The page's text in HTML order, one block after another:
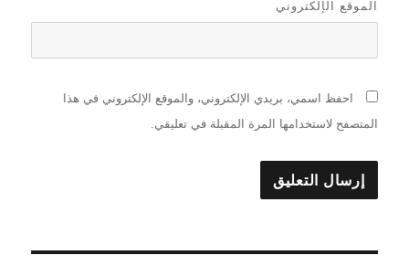
الموقع الإلكتروني
احفظ اسمي، بريدي الإلكتروني، والموقع الإلكتروني في هذا
المتصفح لاستخدامها المرة المقبلة في تعليقي.